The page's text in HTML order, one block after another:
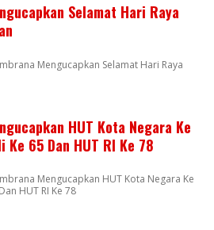
Selamat Hari Raya
Mengucapkan Selamat Hari Raya
HUT Kota Negara Ke
65 Dan HUT RI Ke 78
Mengucapkan HUT Kota Negara Ke
HUT RI Ke 78